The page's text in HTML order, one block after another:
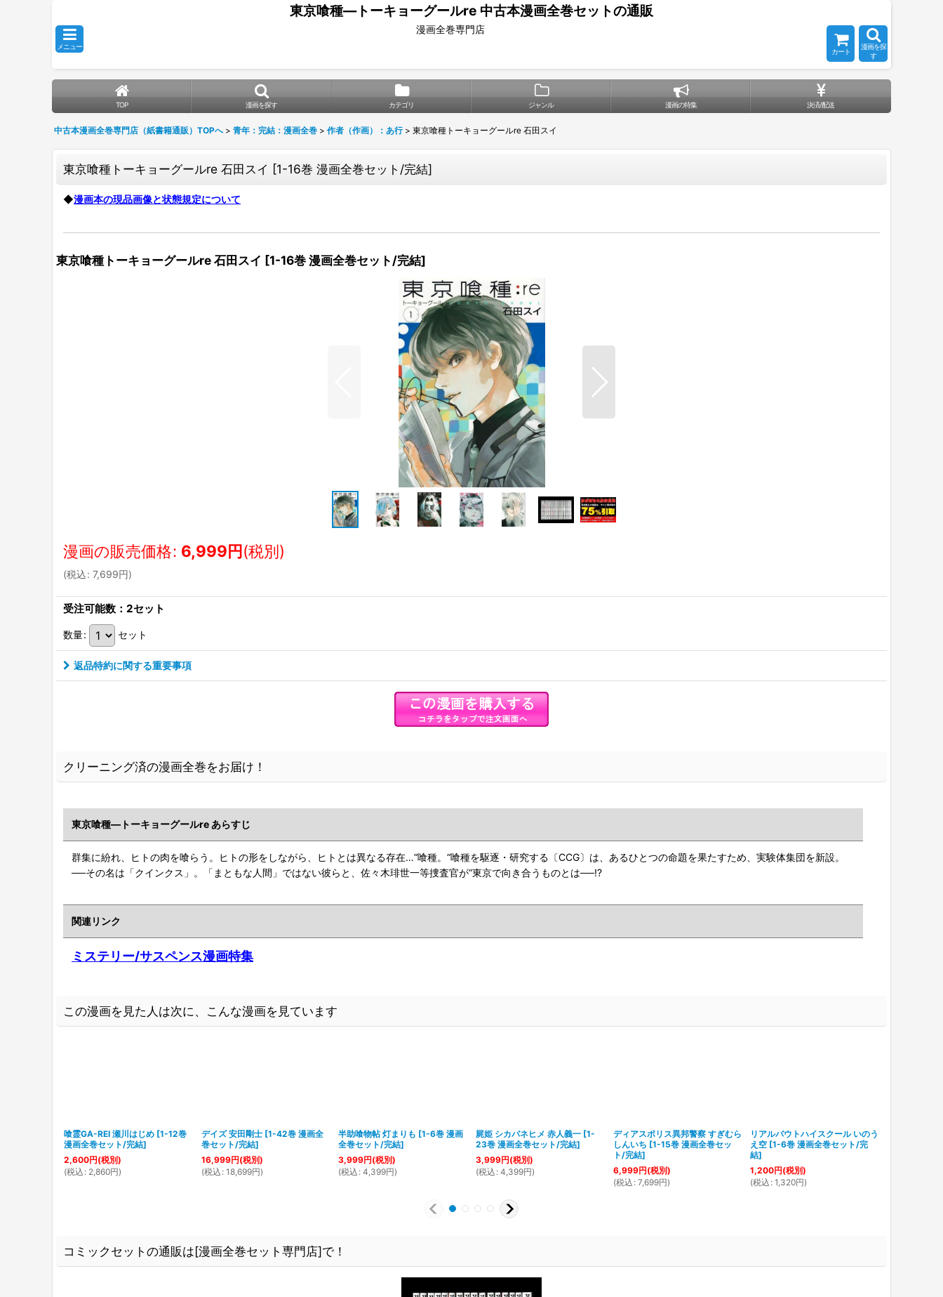
東京喰種―トーキョーグールre 中古本漫画全巻セットの通販
メニュー
漫画全巻専門店
カート
漫画を探
す
TOP 漫画を探す カテゴリ ジャンル 漫画の特集 決済/配送
中古本漫画全巻専門店（紙書籍通販）TOPへ > 青年：完結：漫画全巻 > 作者（作画）：あ行 > 東京喰種トーキョーグールre 石田スイ
東京喰種トーキョーグールre 石田スイ [1-16巻 漫画全巻セット/完結]
◆漫画本の現品画像と状態規定について
東京喰種トーキョーグールre 石田スイ [1-16巻 漫画全巻セット/完結]
漫画の販売価格: 6,999円(税別)
(税込: 7,699円)
受注可能数：2セット
数量: セット
返品特約に関する重要事項
クリーニング済の漫画全巻をお届け！
東京喰種―トーキョーグールre あらすじ
群集に紛れ、ヒトの肉を喰らう。ヒトの形をしながら、ヒトとは異なる存在…“喰種。“喰種を駆逐・研究する〔CCG〕は、あるひとつの命題を果たすため、実験体集団を新設。
──その名は「クインクス」。「まともな人間」ではない彼らと、佐々木琲世一等捜査官が“東京で向き合うものとは──!?
関連リンク
ミステリー/サスペンス漫画特集
この漫画を見た人は次に、こんな漫画を見ています
喰霊GA-REI 瀬川はじめ [1-12巻
漫画全巻セット/完結]
2,600円(税別)
(税込 : 2,860円)
デイズ 安田剛士 [1-42巻 漫画全
巻セット/完結]
16,999円(税別)
(税込 : 18,699円)
半助喰物帖 灯まりも [1-6巻 漫画
全巻セット/完結]
3,999円(税別)
(税込 : 4,399円)
屍姫 シカバネヒメ 赤人義一 [1-
23巻 漫画全巻セット/完結]
3,999円(税別)
(税込 : 4,399円)
ディアスポリス異邦警察 すぎむら
しんいち [1-15巻 漫画全巻セッ
ト/完結]
6,999円(税別)
(税込 : 7,699円)
リアルバウトハイスクール いのう
え空 [1-6巻 漫画全巻セット/完
結]
1,200円(税別)
(税込 : 1,320円)
コミックセットの通販は[漫画全巻セット専門店]で！